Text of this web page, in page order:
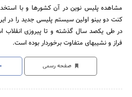
مشاهده پلیس نوین در آن کشورها و با
کنت دو بینو اولین سیستم پلیسى جدید را در
فراز و نشیبهاى متفاوت برخوردار بوده است.
صفحه رسمی